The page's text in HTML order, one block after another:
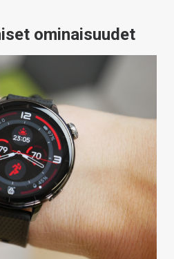
ominaisuudet